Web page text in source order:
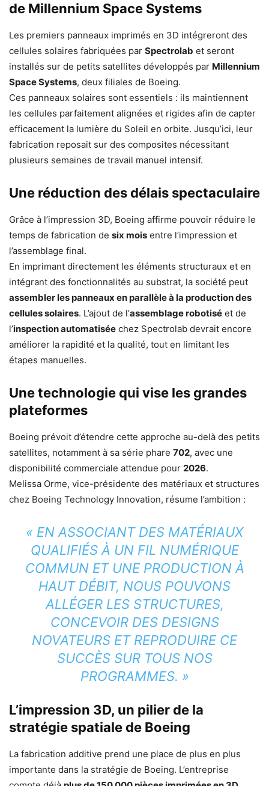
de Millennium Space Systems
Les premiers panneaux imprimés en 3D intégreront des
cellules solaires fabriquées par Spectrolab et seront
installés sur de petits satellites développés par Millennium
Space Systems, deux filiales de Boeing.
Ces panneaux solaires sont essentiels : ils maintiennent
les cellules parfaitement alignées et rigides afin de capter
efficacement la lumière du Soleil en orbite. Jusqu’ici, leur
fabrication reposait sur des composites nécessitant
plusieurs semaines de travail manuel intensif.
Une réduction des délais spectaculaire
Grâce à l’impression 3D, Boeing affirme pouvoir réduire le
temps de fabrication de six mois entre l’impression et
l’assemblage final.
En imprimant directement les éléments structuraux et en
intégrant des fonctionnalités au substrat, la société peut
assembler les panneaux en parallèle à la production des
cellules solaires. L’ajout de l’assemblage robotisé et de
l’inspection automatisée chez Spectrolab devrait encore
améliorer la rapidité et la qualité, tout en limitant les
étapes manuelles.
Une technologie qui vise les grandes
plateformes
Boeing prévoit d’étendre cette approche au-delà des petits
satellites, notamment à sa série phare 702, avec une
disponibilité commerciale attendue pour 2026.
Melissa Orme, vice-présidente des matériaux et structures
chez Boeing Technology Innovation, résume l’ambition :
« EN ASSOCIANT DES MATÉRIAUX
QUALIFIÉS À UN FIL NUMÉRIQUE
COMMUN ET UNE PRODUCTION À
HAUT DÉBIT, NOUS POUVONS
ALLÉGER LES STRUCTURES,
CONCEVOIR DES DESIGNS
NOVATEURS ET REPRODUIRE CE
SUCCÈS SUR TOUS NOS
PROGRAMMES. »
L’impression 3D, un pilier de la
stratégie spatiale de Boeing
La fabrication additive prend une place de plus en plus
importante dans la stratégie de Boeing. L’entreprise